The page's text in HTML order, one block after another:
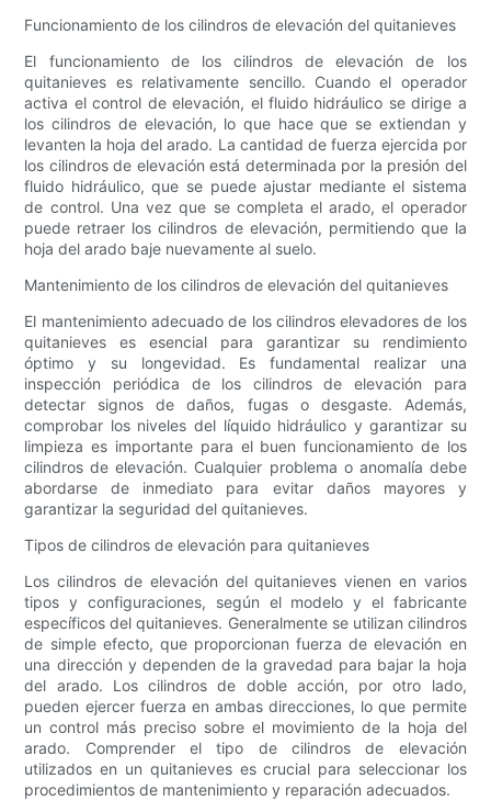
Funcionamiento de los cilindros de elevación del quitanieves
El funcionamiento de los cilindros de elevación de los
quitanieves es relativamente sencillo. Cuando el operador
activa el control de elevación, el fluido hidráulico se dirige a
los cilindros de elevación, lo que hace que se extiendan y
levanten la hoja del arado. La cantidad de fuerza ejercida por
los cilindros de elevación está determinada por la presión del
fluido hidráulico, que se puede ajustar mediante el sistema
de control. Una vez que se completa el arado, el operador
puede retraer los cilindros de elevación, permitiendo que la
hoja del arado baje nuevamente al suelo.
Mantenimiento de los cilindros de elevación del quitanieves
El mantenimiento adecuado de los cilindros elevadores de los
quitanieves es esencial para garantizar su rendimiento
óptimo y su longevidad. Es fundamental realizar una
inspección periódica de los cilindros de elevación para
detectar signos de daños, fugas o desgaste. Además,
comprobar los niveles del líquido hidráulico y garantizar su
limpieza es importante para el buen funcionamiento de los
cilindros de elevación. Cualquier problema o anomalía debe
abordarse de inmediato para evitar daños mayores y
garantizar la seguridad del quitanieves.
Tipos de cilindros de elevación para quitanieves
Los cilindros de elevación del quitanieves vienen en varios
tipos y configuraciones, según el modelo y el fabricante
específicos del quitanieves. Generalmente se utilizan cilindros
de simple efecto, que proporcionan fuerza de elevación en
una dirección y dependen de la gravedad para bajar la hoja
del arado. Los cilindros de doble acción, por otro lado,
pueden ejercer fuerza en ambas direcciones, lo que permite
un control más preciso sobre el movimiento de la hoja del
arado. Comprender el tipo de cilindros de elevación
utilizados en un quitanieves es crucial para seleccionar los
procedimientos de mantenimiento y reparación adecuados.